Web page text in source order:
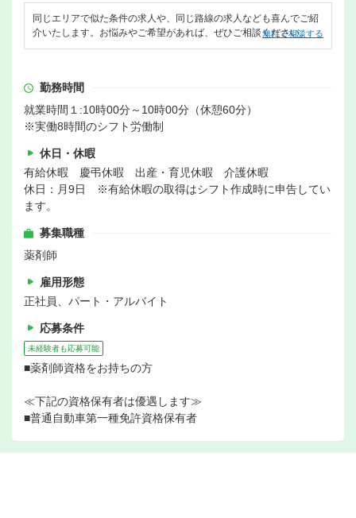
同じエリアで似た条件の求人や、同じ路線の求人なども喜んでご紹
介いたします。お悩みやご希望があれば、ぜひご相談ください。
無料で相談する
勤務時間
就業時間１:10時00分～10時00分（休憩60分）
※実働8時間のシフト労働制
休日・休暇
有給休暇 慶弔休暇 出産・育児休暇 介護休暇
休日：月9日 ※有給休暇の取得はシフト作成時に申告してい
ます。
募集職種
薬剤師
雇用形態
正社員、パート・アルバイト
応募条件
未経験者も応募可能
■薬剤師資格をお持ちの方
≪下記の資格保有者は優遇します≫
■普通自動車第一種免許資格保有者